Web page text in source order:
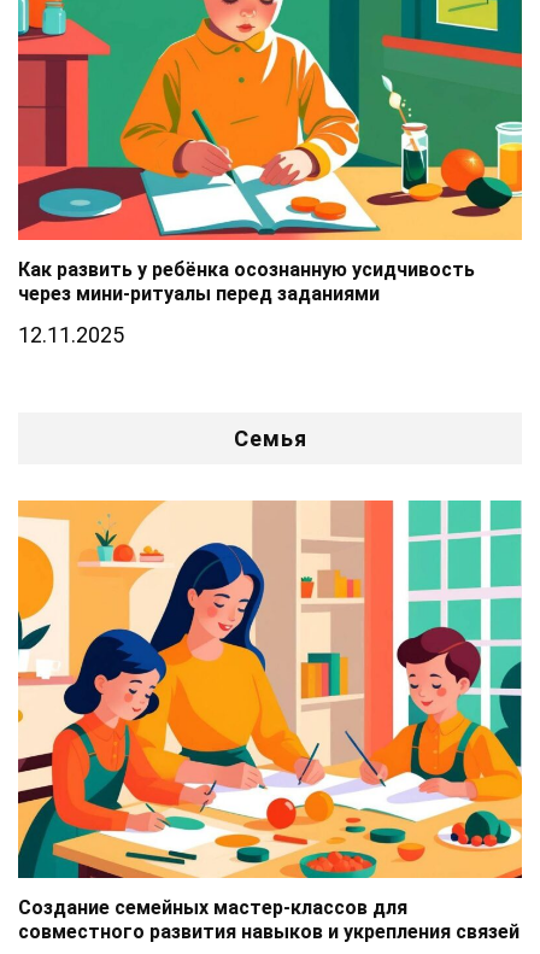
Как развить у ребёнка осознанную усидчивость
через мини-ритуалы перед заданиями
12.11.2025
Семья
Создание семейных мастер-классов для
совместного развития навыков и укрепления связей